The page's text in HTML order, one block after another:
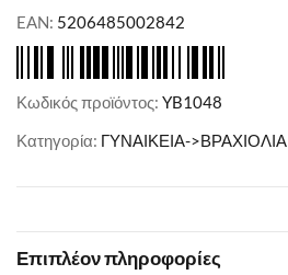
EAN: 5206485002842
Κωδικός προϊόντος: YB1048
Κατηγορία: ΓΥΝΑΙΚΕΙΑ->ΒΡΑΧΙΟΛΙΑ
Επιπλέον πληροφορίες